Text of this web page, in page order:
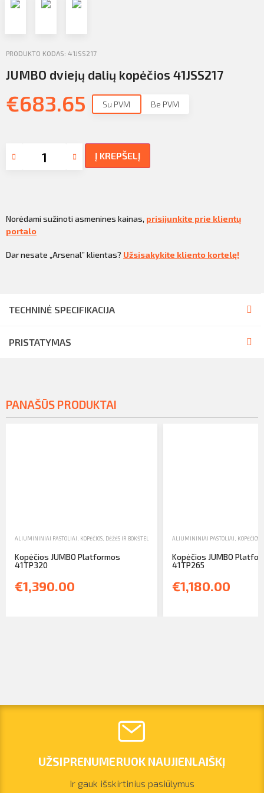
Kontaktai
PRODUKTO KODAS: 41JSS217
JUMBO dviejų dalių kopėčios 41JSS217
€683.65 Su PVM Be PVM
Į KREPŠELĮ
Norėdami sužinoti asmenines kainas, prisijunkite prie klientų
portalo
Dar nesate „Arsenal” klientas? Užsisakykite kliento kortelę!
TECHNINĖ SPECIFIKACIJA
PRISTATYMAS
PANAŠŪS PRODUKTAI
ALIUMININIAI PASTOLIAI, KOPĖČIOS, DĖŽĖS IR BOKŠTELIAI KOPĖČIOS ,PARDAVIMAS
Kopėčios JUMBO Platformos
41TP320
€1,390.00
ALIUMININIAI PASTOLIAI, KOPĖČIOS,
Kopėčios JUMBO
41TP265
€1,180.00
UŽSIPRENUMERUOK NAUJIENLAIŠKĮ
Ir gauk išskirtinius pasiūlymus